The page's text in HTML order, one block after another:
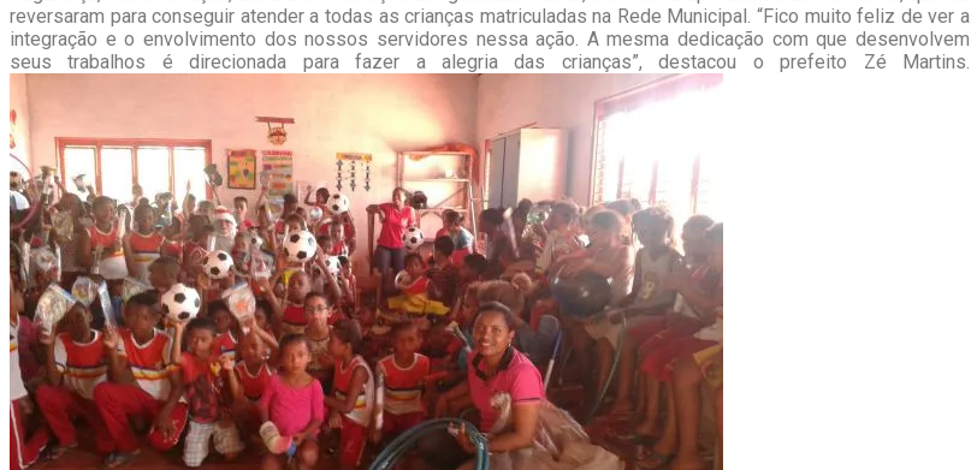
reversaram para conseguir atender a todas as crianças matriculadas na Rede Municipal. “Fico muito feliz de ver a
integração e o envolvimento dos nossos servidores nessa ação. A mesma dedicação com que desenvolvem
seus trabalhos é direcionada para fazer a alegria das crianças”, destacou o prefeito Zé Martins.